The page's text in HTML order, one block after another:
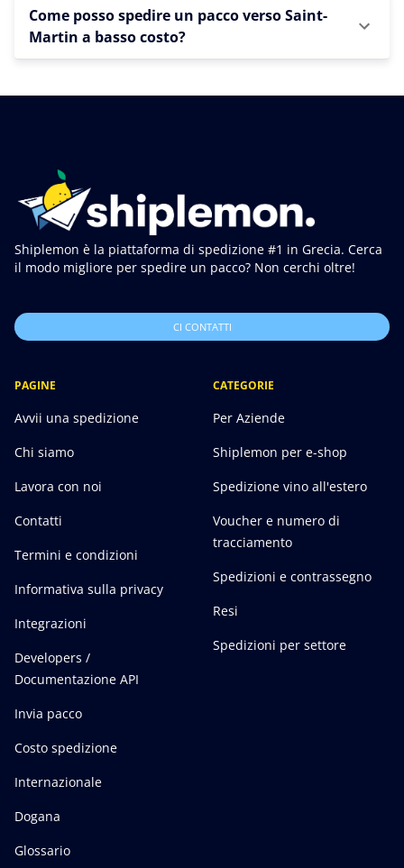
Come posso spedire un pacco verso Saint-
Martin a basso costo?
Shiplemon è la piattaforma di spedizione #1 in Grecia. Cerca
il modo migliore per spedire un pacco? Non cerchi oltre!
CI CONTATTI
PAGINE
Avvii una spedizione
Chi siamo
Lavora con noi
Contatti
Termini e condizioni
Informativa sulla privacy
Integrazioni
Developers /
Documentazione API
Invia pacco
Costo spedizione
Internazionale
Dogana
Glossario
CATEGORIE
Per Aziende
Shiplemon per e-shop
Spedizione vino all'estero
Voucher e numero di
tracciamento
Spedizioni e contrassegno
Resi
Spedizioni per settore